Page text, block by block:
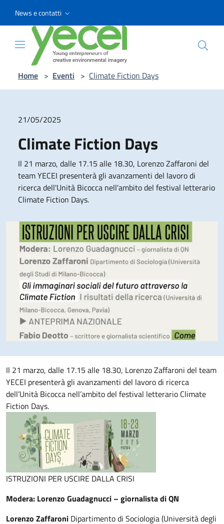
News e contatti
Home > Eventi > Climate Fiction Days
21/05/2025
Climate Fiction Days
Il 21 marzo, dalle 17.15 alle 18.30, Lorenzo Zaffaroni del
team YECEI presenterà gli avanzamenti del lavoro di
ricerca dell'Unità Bicocca nell'ambito del festival letterario
Climate Fiction Days.
Descrizione evento
Il 21 marzo, dalle 17.15 alle 18.30, Lorenzo Zaffaroni del team
YECEI presenterà gli avanzamenti del lavoro di ricerca
dell’Unità Bicocca nell’ambito del festival letterario Climate
Fiction Days.
ISTRUZIONI PER USCIRE DALLA CRISI
Modera: Lorenzo Guadagnucci – giornalista di QN
Lorenzo Zaffaroni Dipartimento di Sociologia (Università degli